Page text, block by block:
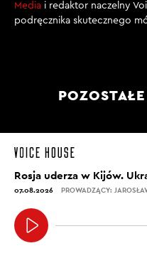
Media i redaktor naczelny
podręcznika skutecznego
Rosja uderza w Kijów.
07.08.2026 PROWADZĄCY: